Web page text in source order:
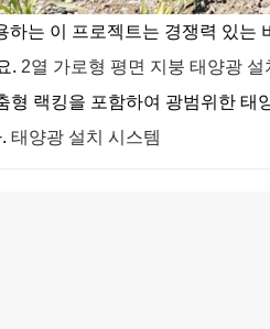
는 이 프로젝트는 경쟁력 있는
. 2열 가로형 평면 지붕 태양광 설
랙킹을 포함하여 광범위한 태
.태양광 설치 시스템